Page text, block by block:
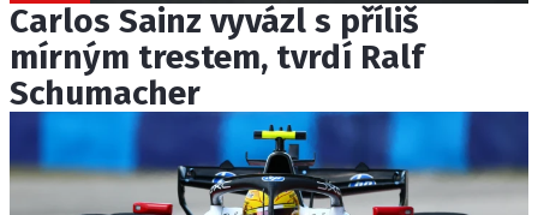
Carlos Sainz vyvázl s příliš
mírným trestem, tvrdí Ralf
Schumacher